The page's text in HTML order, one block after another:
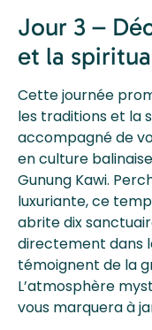
Jour 3 –
et la
Cette journée
les traditions et la
accompagné de
en culture
Gunung Kawi.
luxuriante, ce
abrite dix
directement dans
témoignent de la
L’atmosphère
vous marquera à